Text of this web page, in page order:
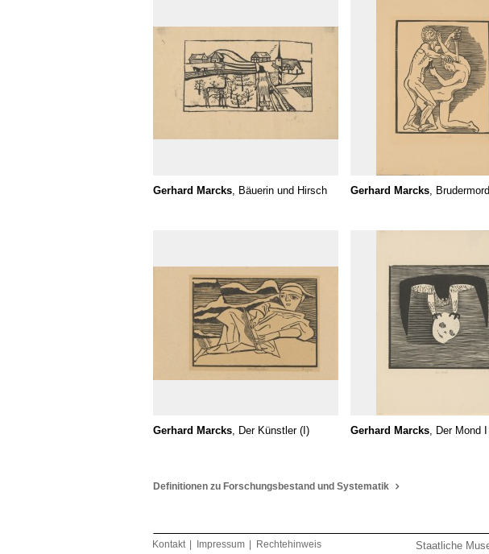
Gerhard Marcks , Bäuerin und Hirsch Gerhard Marcks, Brudermord
Gerhard Marcks, Der Künstler (I) Gerhard Marcks, Der Mond I
Definitionen zu Forschungsbestand und Systematik
Kontakt Impressum Rechtehinweis
Staatliche